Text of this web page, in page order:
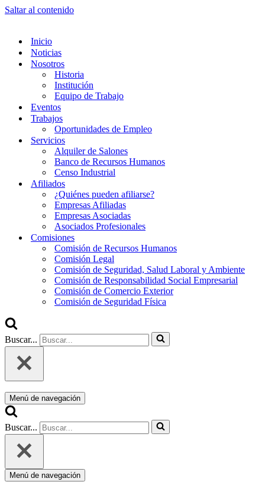
Saltar al contenido
Inicio
Noticias
Nosotros
Historia
Institución
Equipo de Trabajo
Eventos
Trabajos
Oportunidades de Empleo
Servicios
Alquiler de Salones
Banco de Recursos Humanos
Censo Industrial
Afiliados
¿Quiénes pueden afiliarse?
Empresas Afiliadas
Empresas Asociadas
Asociados Profesionales
Comisiones
Comisión de Recursos Humanos
Comisión Legal
Comisión de Seguridad, Salud Laboral y Ambiente
Comisión de Responsabilidad Social Empresarial
Comisión de Comercio Exterior
Comisión de Seguridad Física
Buscar...
Menú de navegación
Buscar...
Menú de navegación